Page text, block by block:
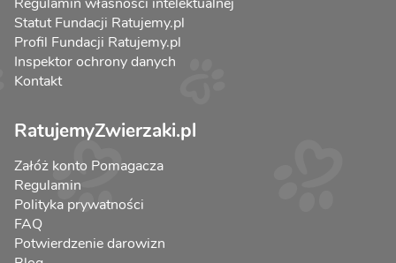
Regulamin własności intelektualnej
Statut Fundacji Ratujemy.pl
Profil Fundacji Ratujemy.pl
Inspektor ochrony danych
Kontakt
RatujemyZwierzaki.pl
Załóż konto Pomagacza
Regulamin
Polityka prywatności
FAQ
Potwierdzenie darowizn